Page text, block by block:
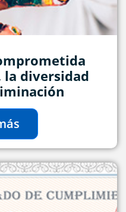
la diversidad